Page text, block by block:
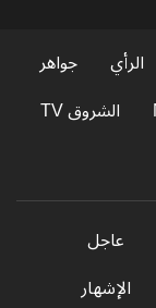
الرأي
جواهر
الشروق TV
عاجل
الإشهار